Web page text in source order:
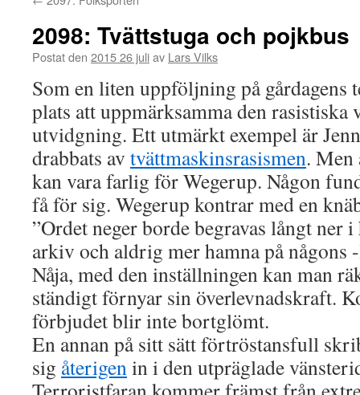
2098: Tvättstuga och pojkbus
Postat den 2015 26 juliav Lars Vilks
Som en liten uppföljning på gårdagens
plats att uppmärksamma den rasistiska
utvidgning. Ett utmärkt exempel är
drabbats av tvättmaskinsrasismen. Men
kan vara farlig för Wegerup. Någon
få för sig. Wegerup kontrar med en
”Ordet neger borde begravas långt ner
arkiv och aldrig mer hamna på någons
Nåja, med den inställningen kan man
ständigt förnyar sin överlevnadskraft.
förbjudet blir inte bortglömt.
En annan på sitt sätt förtröstansfull
sig återigenin i den utpräglade